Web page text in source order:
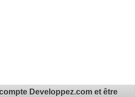
Developpez.com et être